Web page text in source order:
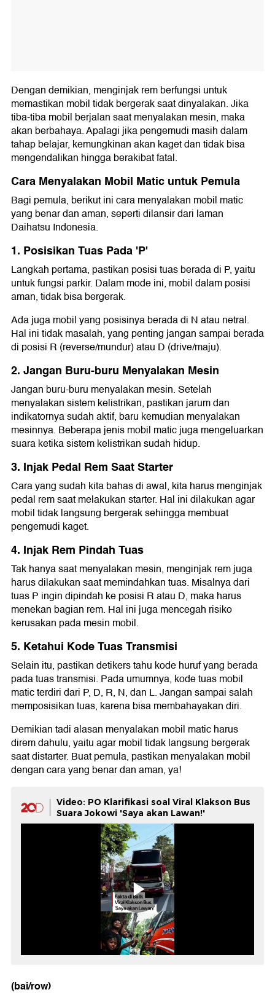
Dengan demikian, menginjak rem berfungsi untuk
memastikan mobil tidak bergerak saat dinyalakan. Jika
tiba-tiba mobil berjalan saat menyalakan mesin, maka
akan berbahaya. Apalagi jika pengemudi masih dalam
tahap belajar, kemungkinan akan kaget dan tidak bisa
mengendalikan hingga berakibat fatal.
Cara Menyalakan Mobil Matic untuk Pemula
Bagi pemula, berikut ini cara menyalakan mobil matic
yang benar dan aman, seperti dilansir dari laman
Daihatsu Indonesia.
1. Posisikan Tuas Pada 'P'
Langkah pertama, pastikan posisi tuas berada di P, yaitu
untuk fungsi parkir. Dalam mode ini, mobil dalam posisi
aman, tidak bisa bergerak.
Ada juga mobil yang posisinya berada di N atau netral.
Hal ini tidak masalah, yang penting jangan sampai berada
di posisi R (reverse/mundur) atau D (drive/maju).
2. Jangan Buru-buru Menyalakan Mesin
Jangan buru-buru menyalakan mesin. Setelah
menyalakan sistem kelistrikan, pastikan jarum dan
indikatornya sudah aktif, baru kemudian menyalakan
mesinnya. Beberapa jenis mobil matic juga mengeluarkan
suara ketika sistem kelistrikan sudah hidup.
3. Injak Pedal Rem Saat Starter
Cara yang sudah kita bahas di awal, kita harus menginjak
pedal rem saat melakukan starter. Hal ini dilakukan agar
mobil tidak langsung bergerak sehingga membuat
pengemudi kaget.
4. Injak Rem Pindah Tuas
Tak hanya saat menyalakan mesin, menginjak rem juga
harus dilakukan saat memindahkan tuas. Misalnya dari
tuas P ingin dipindah ke posisi R atau D, maka harus
menekan bagian rem. Hal ini juga mencegah risiko
kerusakan pada mesin mobil.
5. Ketahui Kode Tuas Transmisi
Selain itu, pastikan detikers tahu kode huruf yang berada
pada tuas transmisi. Pada umumnya, kode tuas mobil
matic terdiri dari P, D, R, N, dan L. Jangan sampai salah
memposisikan tuas, karena bisa membahayakan diri.
Demikian tadi alasan menyalakan mobil matic harus
direm dahulu, yaitu agar mobil tidak langsung bergerak
saat distarter. Buat pemula, pastikan menyalakan mobil
dengan cara yang benar dan aman, ya!
Video: PO Klarifikasi soal Viral Klakson Bus
Suara Jokowi 'Saya akan Lawan!'
(bai/row)